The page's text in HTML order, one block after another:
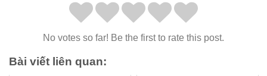
No votes so far! Be the first to rate this post.
Bài viết liên quan: